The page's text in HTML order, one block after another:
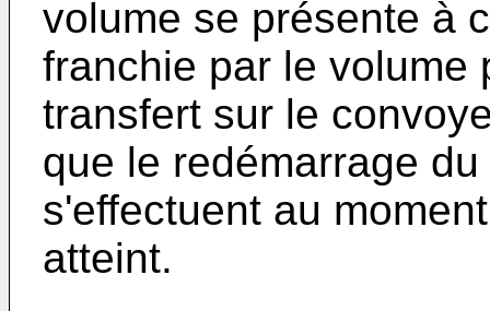
volume se présente à
franchie par le volume
transfert sur le
que le redémarrage
s'effectuent au
atteint.